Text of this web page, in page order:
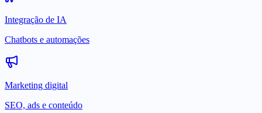
Integração de IA
Chatbots e automações
Marketing digital
SEO, ads e conteúdo